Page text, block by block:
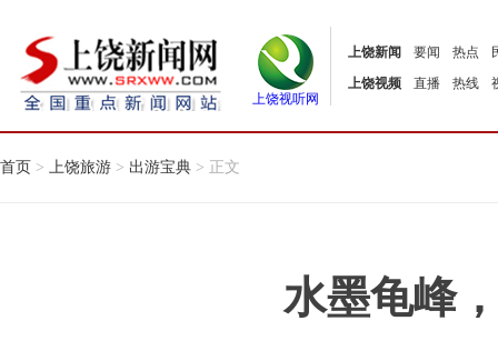
上饶视听网
上饶新闻 要闻 热点
上饶视频
直播 热线
首页 > 上饶旅游 > 出游宝典 > 正文
水墨龟峰